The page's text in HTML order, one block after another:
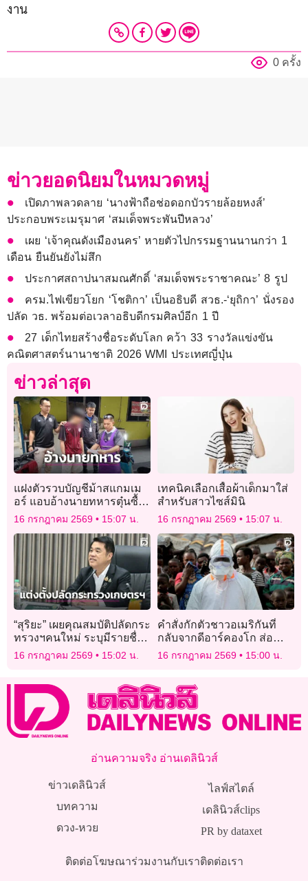
งาน
0 ครั้ง
ข่าวยอดนิยมในหมวดหมู่
เปิดภาพลวดลาย ‘นางฟ้าถือช่อดอกบัวรายล้อยหงส์’
ประกอบพระเมรุมาศ ‘สมเด็จพระพันปีหลวง’
เผย ‘เจ้าคุณดังเมืองนคร’ หายตัวไปกรรมฐานนานกว่า 1
เดือน ยืนยันยังไม่สึก
ประกาศสถาปนาสมณศักดิ์ ‘สมเด็จพระราชาคณะ’ 8 รูป
ครม.ไฟเขียวโยก ‘โชติกา’ เป็นอธิบดี สวธ.-‘ยุถิกา’ นั่งรอง
ปลัด วธ. พร้อมต่อเวลาอธิบดีกรมศิลป์อีก 1 ปี
27 เด็กไทยสร้างชื่อระดับโลก คว้า 33 รางวัลแข่งขัน
คณิตศาสตร์นานาชาติ 2026 WMI ประเทศญี่ปุ่น
ข่าวล่าสุด
แฝงตัวรวบบัญชีม้าสแกมเม
อร์ แอบอ้างนายทหารตุ๋นซื้อ
สินค้าออนไลน์สูญกว่า6แสน
16 กรกฎาคม 2569 15:07 น.
เทคนิคเลือกเสื้อผ้าเด็กมาใส่
สำหรับสาวไซส์มินิ
16 กรกฎาคม 2569 15:07 น.
“สุริยะ” เผยคุณสมบัติปลัดกระ
ทรวงฯคนใหม่ ระบุมีรายชื่อ
อยู่ในใจแล้ว 3 คน
16 กรกฎาคม 2569 15:02 น.
คำสั่งกักตัวชาวอเมริกันที่
กลับจากดีอาร์คองโก ส่อ
กระทบการตอบสนองต่ออีโบ
16 กรกฎาคม 2569 15:00 น.
อ่านความจริง อ่านเดลินิวส์
ข่าวเดลินิวส์
บทความ
ดวง-หวย
ไลฟ์สไตล์
เดลินิวส์clips
PR by dataxet
ติดต่อโฆษณาร่วมงานกับเราติดต่อเรา